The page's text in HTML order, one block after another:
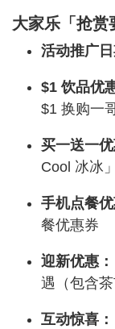
大家乐「抢赏
活动推广日
$1 饮品优
$1 换购一
买一送一优
Cool 冰冰
手机点餐优
餐优惠券
迎新优惠：
遇（包含茶
互动惊喜：